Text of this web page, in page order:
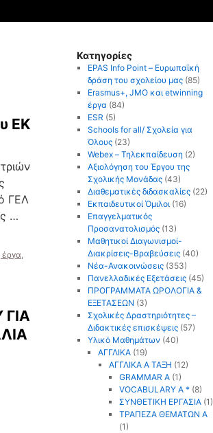
ΕΚ
ΓΕΛ
…
έργα,
Κατηγορίες
EPAS Info Point – Ευρωπαϊκή
δράση του σχολείου μας(85)
Erasmus+, JMO και etwinning
έργα (84)
ESR (5)
Schools for all/ Σχολεία για
Όλους(23)
Webex – Τηλεκπαίδευση (2)
Αξιολόγηση του Έργου της
Σχολικής Μονάδας(43)
Διαθεματικές διδασκαλίες(22)
Εκπαιδευτικοί Όμιλοι(16)
Επαγγελματικός
Προσανατολισμός(13)
Μαθητικοί Διαγωνισμοί-
Διακρίσεις-Βραβεύσεις(40)
Νέα-Ανακοινώσεις(353)
Πανελλαδικές Εξετάσεις(45)
ΠΡΟΓΡΑΜΜΑΤΑ ΩΡΟΛΟΓΙΑ &
ΕΞΕΤΑΣΕΩΝ (3)
Σχολικές Δραστηριότητες –
Διδακτικές επισκέψεις(57)
Υλικό Μαθημάτων(40)
ΑΓΓΛΙΚΑ (19)
ΑΓΓΛΙΚΑ Α ΤΑΞΗ (12)
GRAMMAR A (1)
VOCABULARY A * (8)
ΣΥΝΘΕΤΙΚΗ ΕΡΓΑΣΙΑ (1)
ΤΡΑΠΕΖΑ ΘΕΜΑΤΩΝ Α
(1)